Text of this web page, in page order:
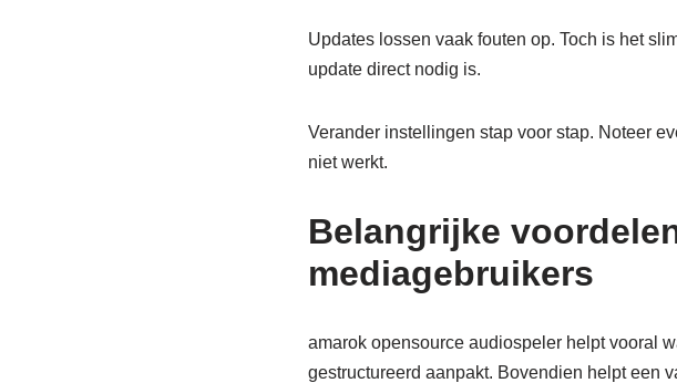
Updates lossen vaak fouten op. Toch is het
update direct nodig is.
Verander instellingen stap voor stap. Noteer
niet werkt.
Belangrijke
mediagebruikers
amarok opensource audiospeler helpt vooral
gestructureerd aanpakt. Bovendien helpt een